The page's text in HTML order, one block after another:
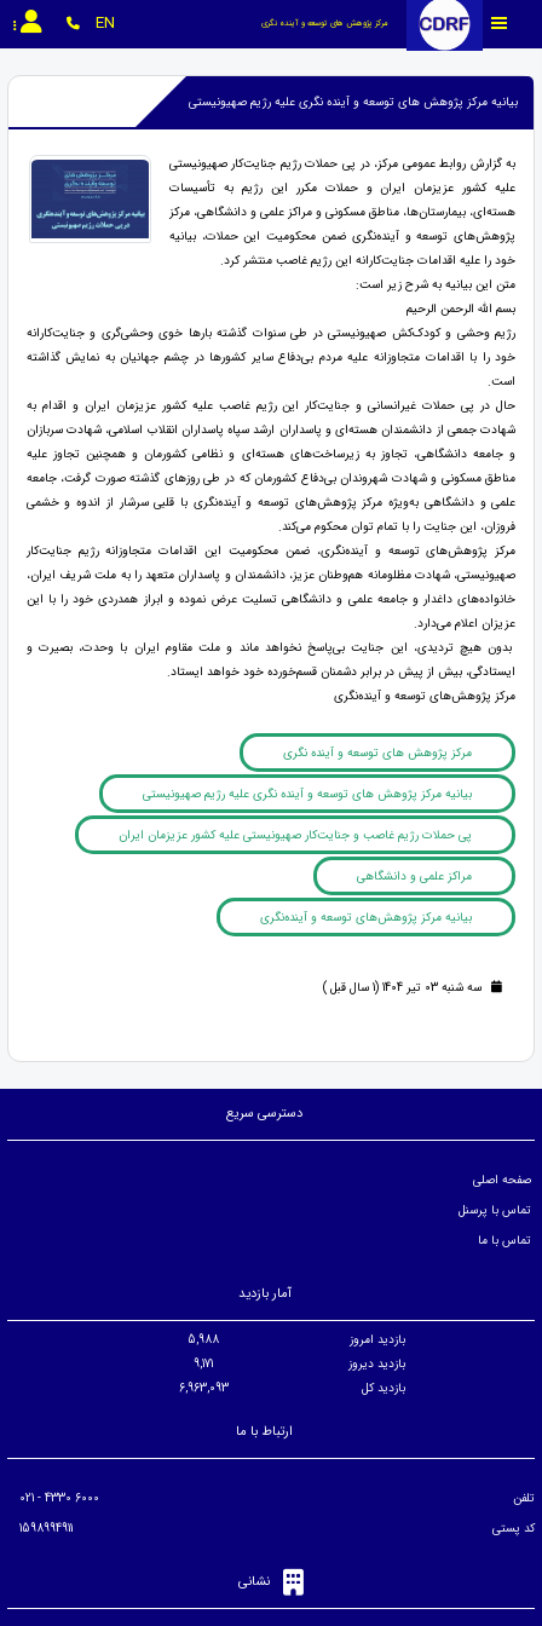
مرکز پژوهش های توسعه و آینده نگری EN
بیانیه مرکز پژوهش های توسعه و آینده نگری علیه رژیم صهیونیستی
به گزارش روابط عمومی مرکز، در پی حملات رژیم جنایت‌کار صهیونیستی
علیه کشور عزیزمان ایران و حملات مکرر این رژیم به تأسیسات
هسته‌ای، بیمارستان‌ها، مناطق مسکونی و مراکز علمی و دانشگاهی، مرکز
پژوهش‌های توسعه و آینده‌نگری ضمن محکومیت این حملات، بیانیه
خود را علیه اقدامات جنایت‌کارانه این رژیم غاصب منتشر کرد.
متن این بیانیه به شرح زیر است:
بسم الله الرحمن الرحیم
رژیم وحشی و کودک‌کش صهیونیستی در طی سنوات گذشته بارها خوی وحشی‌گری و جنایت‌کارانه
خود را با اقدامات متجاوزانه علیه مردم بی‌دفاع سایر کشورها در چشم جهانیان به نمایش گذاشته
است.
حال در پی حملات غیرانسانی و جنایت‌کار این رژیم غاصب علیه کشور عزیزمان ایران و اقدام به
شهادت جمعی از دانشمندان هسته‌ای و پاسداران ارشد سپاه پاسداران انقلاب اسلامی، شهادت سربازان
و جامعه دانشگاهی، تجاوز به زیرساخت‌های هسته‌ای و نظامی کشورمان و همچنین تجاوز علیه
مناطق مسکونی و شهادت شهروندان بی‌دفاع کشورمان که در طی روزهای گذشته صورت گرفت، جامعه
علمی و دانشگاهی به‌ویژه مرکز پژوهش‌های توسعه و آینده‌نگری با قلبی سرشار از اندوه و خشمی
فروزان، این جنایت را با تمام توان محکوم می‌کند.
مرکز پژوهش‌های توسعه و آینده‌نگری، ضمن محکومیت این اقدامات متجاوزانه رژیم جنایت‌کار
صهیونیستی، شهادت مظلومانه هم‌وطنان عزیز، دانشمندان و پاسداران متعهد را به ملت شریف ایران،
خانواده‌های داغدار و جامعه علمی و دانشگاهی تسلیت عرض نموده و ابراز همدردی خود را با این
عزیزان اعلام می‌دارد.
بدون هیچ تردیدی، این جنایت بی‌پاسخ نخواهد ماند و ملت مقاوم ایران با وحدت، بصیرت و
ایستادگی، بیش از پیش در برابر دشمنان قسم‌خورده خود خواهد ایستاد.
مرکز پژوهش‌های توسعه و آینده‌نگری
مرکز پژوهش های توسعه و آینده نگری
بیانیه مرکز پژوهش های توسعه و آینده نگری علیه رژیم صهیونیستی
پی حملات رژیم غاصب و جنایت‌کار صهیونیستی علیه کشور عزیزمان ایران
مراکز علمی و دانشگاهی
بیانیه مرکز پژوهش‌های توسعه و آینده‌نگری
سه شنبه 03 تیر 1404 (1 سال قبل )
دسترسی سریع
صفحه اصلی
تماس با پرسنل
تماس با ما
آمار بازدید
بازدید امروز
5,988
بازدید دیروز
9,171
بازدید کل
6,963,093
ارتباط با ما
تلفن
کد پستی
نشانی